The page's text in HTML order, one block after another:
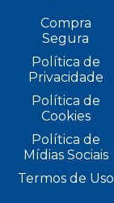
Compra
Segura
Política de
Privacidade
Política de
Cookies
Política de
Mídias Sociais
Termos de Uso